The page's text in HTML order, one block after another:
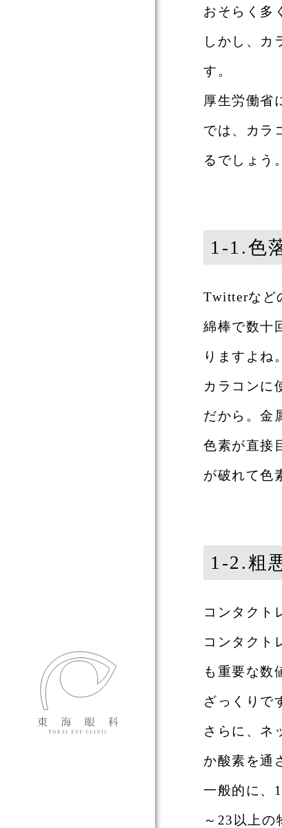
おそらく多
しかし、カ
す。
厚生労働省
では、カラ
るでしょう。
1-1.色
Twitterなど
綿棒で数十
りますよね。
カラコンに
だから。金
色素が直接
が破れて色
1-2.粗
コンタクト
コンタクト
も重要な数
ざっくりで
さらに、ネ
か酸素を通
一般的に、
～23以上の